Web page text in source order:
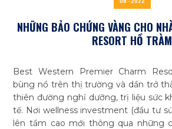
NHỮNG BẢO CHỨNG VÀNG CHO
RESORT HỒ TRÀM
Best Western Premier Charm
bùng nổ trên thị trường và dần trở
thiên đường nghỉ dưỡng, trị liệu sức
tế. Nơi wellness investment (đầu tư
lên tầm cao mới thông qua những